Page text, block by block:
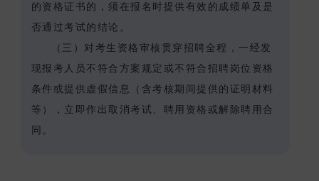
的资格证书的，须在报名时提供有效的成绩单及是
否通过考试的结论。
（三）对考生资格审核贯穿招聘全程，一经发
现报考人员不符合方案规定或不符合招聘岗位资格
条件或提供虚假信息（含考核期间提供的证明材料
等），立即作出取消考试、聘用资格或解除聘用合
同。